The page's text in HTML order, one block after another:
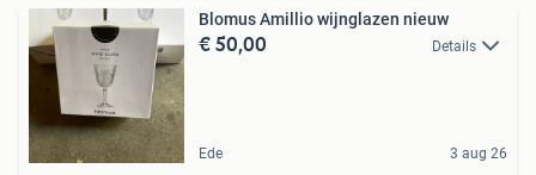
Blomus Amillio wijnglazen nieuw
€ 50,00 Details
Ede 3 aug 26